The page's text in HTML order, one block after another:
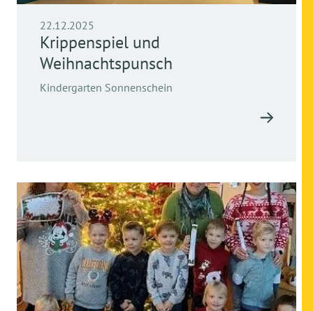
22.12.2025
Krippenspiel und
Weihnachtspunsch
Kindergarten Sonnenschein